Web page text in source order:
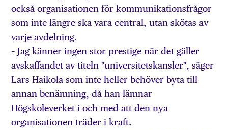
också organisationen för kommunikationsfrågor
som inte längre ska vara central, utan skötas av
varje avdelning.
– Jag känner ingen stor prestige när det gäller
avskaffandet av titeln "universitetskansler", säger
Lars Haikola som inte heller behöver byta till
annan benämning, då han lämnar
Högskoleverket i och med att den nya
organisationen träder i kraft.